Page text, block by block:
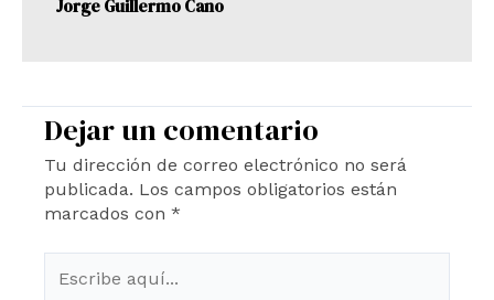
Jorge Guillermo Cano
Dejar un comentario
Tu dirección de correo electrónico no será
publicada. Los campos obligatorios están
marcados con *
aquí...